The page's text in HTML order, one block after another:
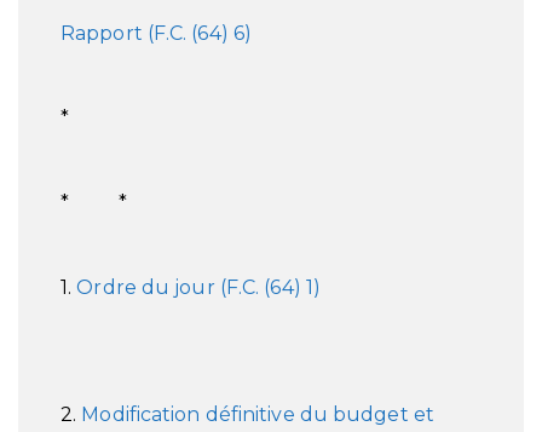
Rapport (F.C. (64) 6)
*
* *
1.Ordre du jour (F.C. (64) 1)
2. Modification définitive du budget et